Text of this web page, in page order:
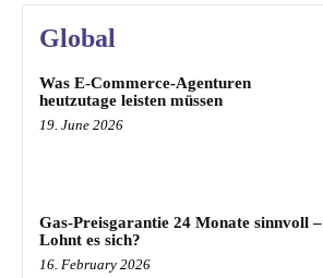
Global
Was E-Commerce-Agenturen
heutzutage leisten müssen
19. June 2026
Gas-Preisgarantie 24 Monate sinnvoll –
Lohnt es sich?
16. February 2026